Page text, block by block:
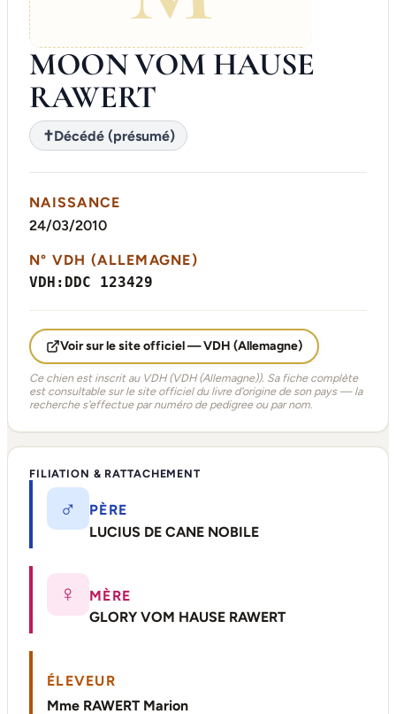
MOON VOM HAUSE
RAWERT
✝Décédé (présumé)
NAISSANCE
24/03/2010
N° VDH (ALLEMAGNE)
VDH:DDC 123429
Voir sur le site officiel — VDH (Allemagne)
Ce chien est inscrit au VDH (VDH (Allemagne)). Sa fiche complète
est consultable sur le site officiel du livre d'origine de son pays — la
recherche s'effectue par numéro de pedigree ou par nom.
FILIATION & RATTACHEMENT
♂
PÈRE
LUCIUS DE CANE NOBILE
♀
MÈRE
GLORY VOM HAUSE RAWERT
ÉLEVEUR
Mme RAWERT Marion